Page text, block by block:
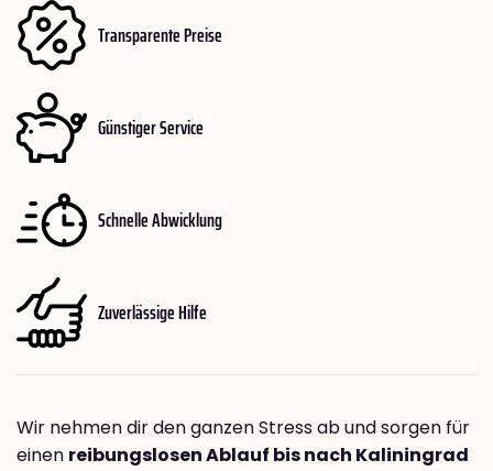
Transparente Preise
Günstiger Service
Schnelle Abwicklung
Zuverlässige Hilfe
Wir nehmen dir den ganzen Stress ab und sorgen für
einen reibungslosen Ablauf bis nach Kaliningrad